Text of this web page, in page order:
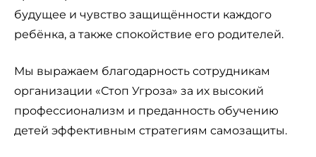
будущее и чувство защищённости каждого
ребёнка, а также спокойствие его родителей.
Мы выражаем благодарность сотрудникам
организации «Стоп Угроза» за их высокий
профессионализм и преданность обучению
детей эффективным стратегиям самозащиты.